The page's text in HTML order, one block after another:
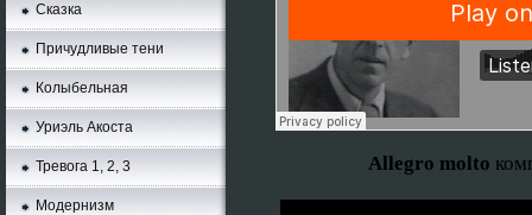
Сказка
Причудливые тени
Колыбельная
Уриэль Акоста
Тревога 1, 2, 3
Moдернизм
Allegro molto